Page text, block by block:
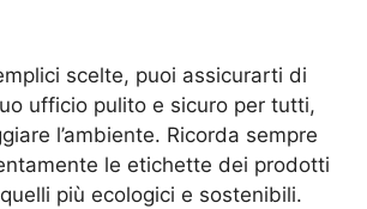
scelte, puoi assicurarti di
ufficio pulito e sicuro per tutti,
l’ambiente. Ricorda sempre
le etichette dei prodotti
più ecologici e sostenibili.